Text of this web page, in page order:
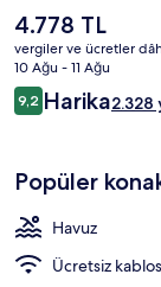
seviliyor.
Şu
anki
fiyat
4.778 TL
4.778 TL
vergiler ve ücretler
10 Ağu - 11 Ağu
Yorumlar
9,29,2/10
Harika
Popüler
Havuz
Ücretsiz